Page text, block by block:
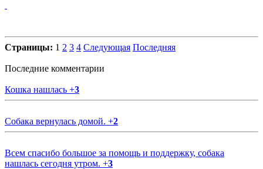
Страницы: 1 2 3 4 Следующая Последняя
Последние комментарии
Кошка нашлась +3
Собака вернулась домой. +2
Всем спасибо большое за помощь и поддержку, собака
нашлась сегодня утром. +3